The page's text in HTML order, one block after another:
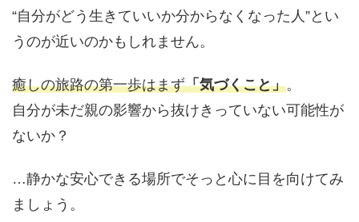
“自分がどう生きていいか分からなくなった人”とい
うのが近いのかもしれません。
癒しの旅路の第一歩はまず「気づくこと」。
自分が未だ親の影響から抜けきっていない可能性が
ないか？
…静かな安心できる場所でそっと心に目を向けてみ
ましょう。